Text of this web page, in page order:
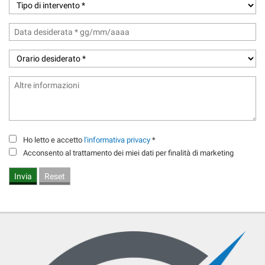
Ho letto e accetto l'informativa privacy *
Acconsento al trattamento dei miei dati per finalità di marketing
questi
strumenti
di
si
rimanda
alla
e
modificare
tue
qualsiasi